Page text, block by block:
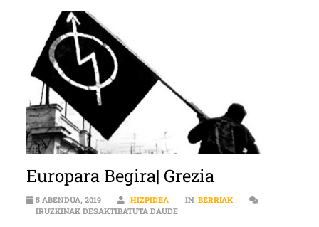
Europara Begira| Grezia
5 ABENDUA, 2019 HIZPIDEA IN BERRIAK
IRUZKINAK DESAKTIBATUTA DAUDEEUROPARA BEGIRA| GREZIA